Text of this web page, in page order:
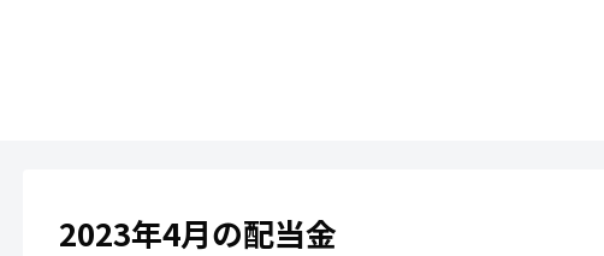
2023年4月の配当金